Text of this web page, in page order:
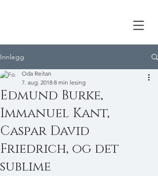
Innlegg
Edmund Burke,
Immanuel Kant,
Caspar David
Friedrich, og det
sublime
Oda Reitan
7. aug. 2018 8 min lesing